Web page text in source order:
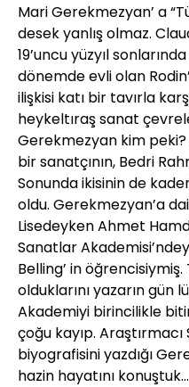
Mari Gerekmezyan’ a
desek yanlış olmaz.
19’uncu yüzyıl
dönemde evli olan
ilişkisi katı bir tavırla
heykeltıraş sanat
Gerekmezyan kim peki?
bir sanatçının, Bedri
Sonunda ikisinin de
oldu. Gerekmezyan’a
Lisedeyken Ahmet
Sanatlar
Belling’ in
olduklarını yazarın gün
Akademiyi birincilikle
çoğu kayıp.
biyografisini yazdığı
hazin hayatını